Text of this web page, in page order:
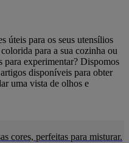
úteis para os seus utensílios
para a sua cozinha ou
para experimentar? Dispomos
disponíveis para obter
uma vista de olhos e
cores, perfeitas para misturar.